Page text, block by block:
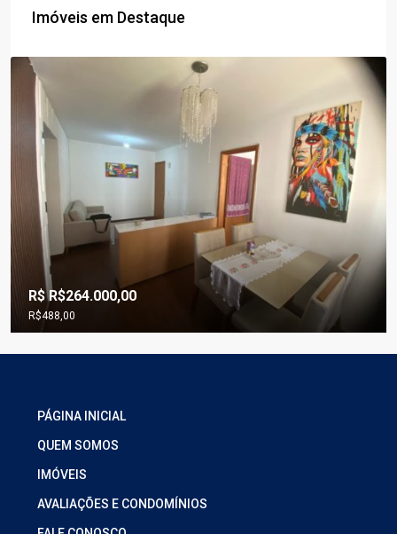
Imóveis em Destaque
R$R$264.000,00
R$488,00
Rua Rosa Barbosa Pinto, 59, Parque São Pedro, Belo Horizonte
3 1
PÁGINA INICIAL
QUEM SOMOS
IMÓVEIS
AVALIAÇÕES E CONDOMÍNIOS